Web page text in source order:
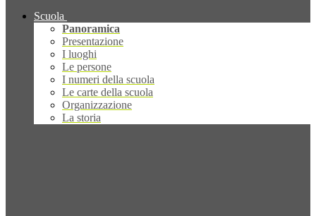
Scuola
Panoramica
Presentazione
I luoghi
Le persone
I numeri della scuola
Le carte della scuola
Organizzazione
La storia